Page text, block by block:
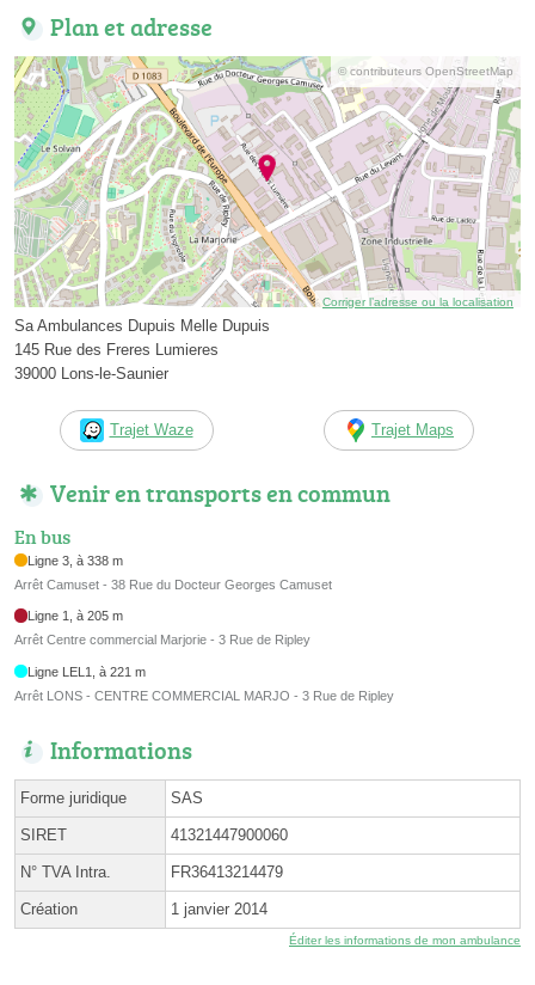
Plan et adresse
© contributeurs OpenStreetMap
Corriger l’adresse ou la localisation
Sa Ambulances Dupuis Melle Dupuis
145 Rue des Freres Lumieres
39000 Lons-le-Saunier
Trajet Waze Trajet Maps
Venir en transports en commun
En bus
Ligne 3, à 338 m
Arrêt Camuset - 38 Rue du Docteur Georges Camuset
Ligne 1, à 205 m
Arrêt Centre commercial Marjorie - 3 Rue de Ripley
Ligne LEL1, à 221 m
Arrêt LONS - CENTRE COMMERCIAL MARJO - 3 Rue de Ripley
Informations
Forme juridique SAS
SIRET 41321447900060
N° TVA Intra. FR36413214479
Création 1 janvier 2014
Éditer les informations de mon ambulance